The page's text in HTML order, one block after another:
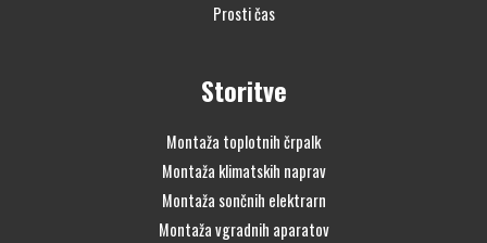
Prosti čas
Storitve
Montaža toplotnih črpalk
Montaža klimatskih naprav
Montaža sončnih elektrarn
Montaža vgradnih aparatov